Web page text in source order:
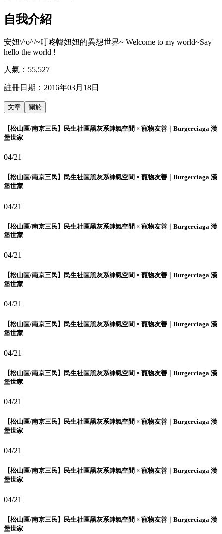
自我介紹
安妞\^o^/~叮咚韓妞妞的異想世界~ Welcome to my world~Say
hello the world !
人氣： 55,527
註冊日期： 2016年03月18日
文章 關於
【松山區/南京三民】民生社區黑灰系帥氣空間 × 寵物友善｜Burgerciaga 漢
堡世家
04/21
【松山區/南京三民】民生社區黑灰系帥氣空間 × 寵物友善｜Burgerciaga 漢
堡世家
04/21
【松山區/南京三民】民生社區黑灰系帥氣空間 × 寵物友善｜Burgerciaga 漢
堡世家
04/21
【松山區/南京三民】民生社區黑灰系帥氣空間 × 寵物友善｜Burgerciaga 漢
堡世家
04/21
【松山區/南京三民】民生社區黑灰系帥氣空間 × 寵物友善｜Burgerciaga 漢
堡世家
04/21
【松山區/南京三民】民生社區黑灰系帥氣空間 × 寵物友善｜Burgerciaga 漢
堡世家
04/21
【松山區/南京三民】民生社區黑灰系帥氣空間 × 寵物友善｜Burgerciaga 漢
堡世家
04/21
【松山區/南京三民】民生社區黑灰系帥氣空間 × 寵物友善｜Burgerciaga 漢
堡世家
04/21
【松山區/南京三民】民生社區黑灰系帥氣空間 × 寵物友善｜Burgerciaga 漢
堡世家